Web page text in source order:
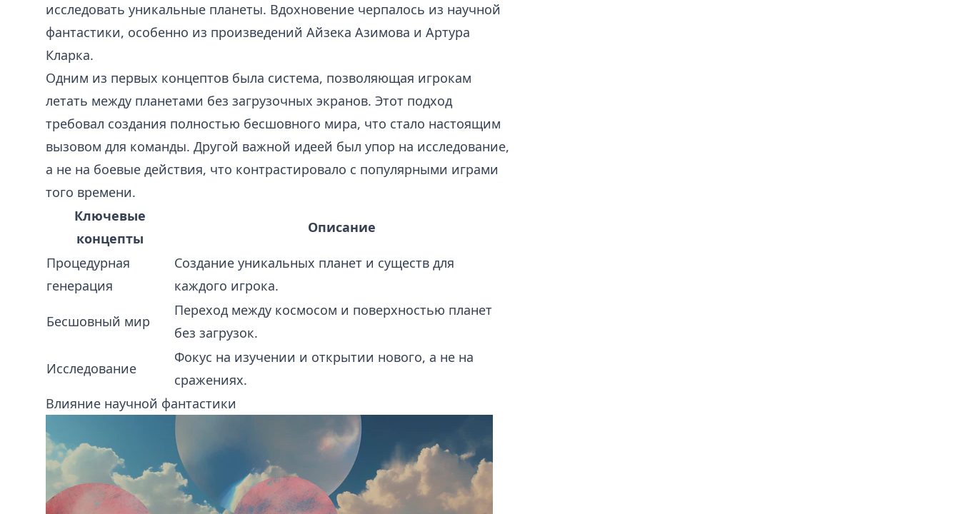
исследовать уникальные планеты. Вдохновение черпалось из научной
фантастики, особенно из произведений Айзека Азимова и Артура
Кларка.
Одним из первых концептов была система, позволяющая игрокам
летать между планетами без загрузочных экранов. Этот подход
требовал создания полностью бесшовного мира, что стало настоящим
вызовом для команды. Другой важной идеей был упор на исследование,
а не на боевые действия, что контрастировало с популярными играми
того времени.
Ключевые
концепты
Описание
Процедурная
генерация
Создание уникальных планет и существ для
каждого игрока.
Бесшовный мир
Переход между космосом и поверхностью планет
без загрузок.
Исследование
Фокус на изучении и открытии нового, а не на
сражениях.
Влияние научной фантастики